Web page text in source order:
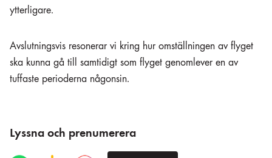
ytterligare.
Avslutningsvis resonerar vi kring hur omställningen av flyget
ska kunna gå till samtidigt som flyget genomlever en av
tuffaste perioderna någonsin.
Lyssna och prenumerera